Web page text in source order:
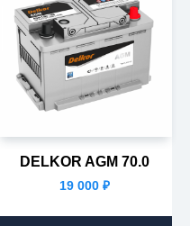
DELKOR AGM 70.0
19 000 ₽